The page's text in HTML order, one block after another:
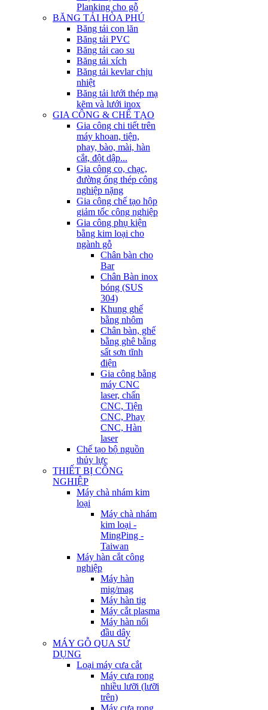
Planking cho gỗ
BĂNG TẢI HÒA PHÚ
Băng tải con lăn
Băng tải PVC
Băng tải cao su
Băng tải xích
Băng tải kevlar chịu
nhiệt
Băng tải lưới thép mạ
kẽm và lưới inox
GIA CÔNG & CHẾ TẠO
Gia công chi tiết trên
máy khoan, tiện,
phay, bào, mài, hàn
cắt, đột dập...
Gia công co, chạc,
đường ống thép công
nghiệp nặng
Gia công chế tạo hộp
giảm tốc công nghiệp
Gia công phụ kiện
bằng kim loại cho
ngành gỗ
Chân bàn cho
Bar
Chân Bàn inox
bóng (SUS
304)
Khung ghế
bằng nhôm
Chân bàn, ghế
bằng ghê bằng
sất sơn tĩnh
điện
Gia công bằng
máy CNC
laser, chấn
CNC, Tiện
CNC, Phay
CNC, Hàn
laser
Chế tạo bộ nguồn
thủy lực
THIẾT BỊ CÔNG
NGHIỆP
Máy chà nhám kim
loại
Máy chà nhám
kim loại -
MingPing -
Taiwan
Máy hàn cắt công
nghiệp
Máy hàn
mig/mag
Máy hàn tig
Máy cắt plasma
Máy hàn nối
đầu dây
MÁY GỖ QUA SỬ
DỤNG
Loại máy cưa cắt
Máy cưa rong
nhiều lưỡi (lưỡi
trên)
Máy cưa rong